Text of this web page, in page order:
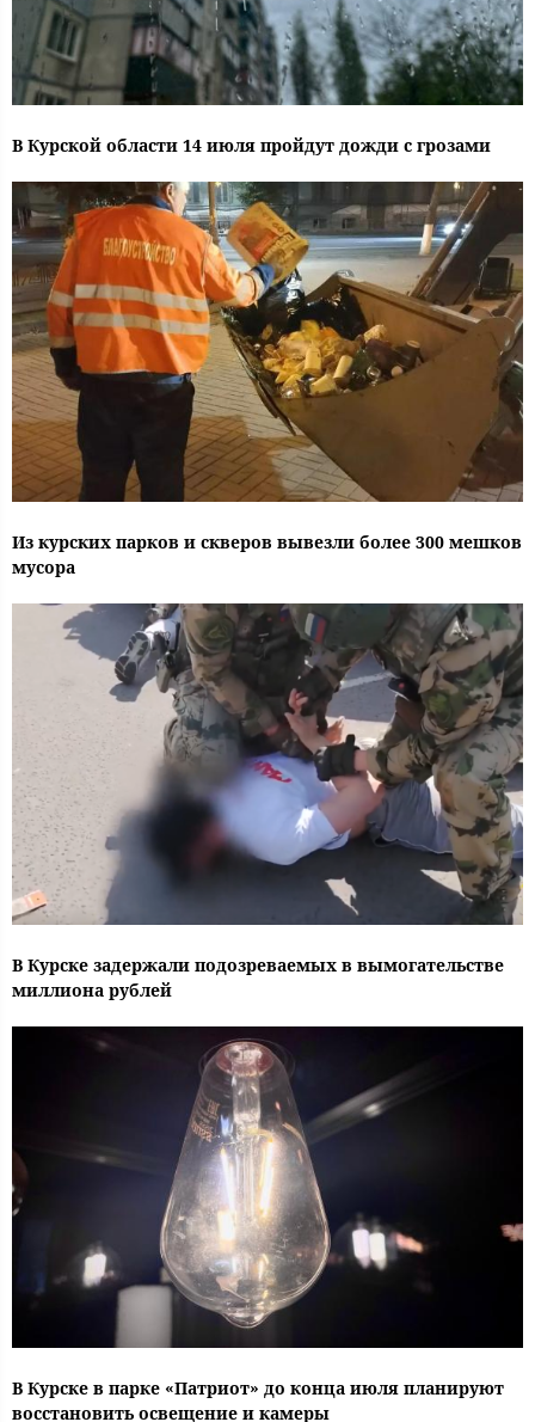
В Курской области 14 июля пройдут дожди с грозами
Из курских парков и скверов вывезли более 300 мешков
мусора
В Курске задержали подозреваемых в вымогательстве
миллиона рублей
В Курске в парке «Патриот» до конца июля планируют
восстановить освещение и камеры